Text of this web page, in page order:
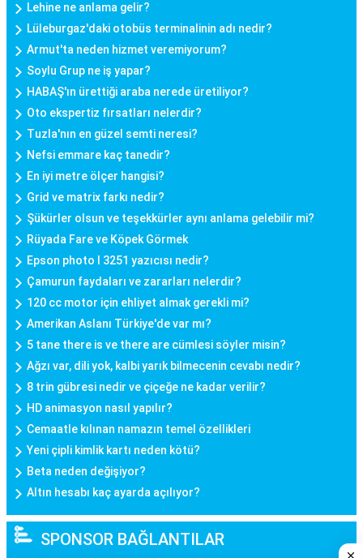
Lehine ne anlama gelir?
Lüleburgaz'daki otobüs terminalinin adı nedir?
Armut'ta neden hizmet veremiyorum?
Soylu Grup ne iş yapar?
HABAŞ'ın ürettiği araba nerede üretiliyor?
Oto ekspertiz fırsatları nelerdir?
Tuzla'nın en güzel semti neresi?
Nefsi emmare kaç tanedir?
En iyi metre ölçer hangisi?
Grid ve matrix farkı nedir?
Şükürler olsun ve teşekkürler aynı anlama gelebilir mi?
Rüyada Fare ve Köpek Görmek
Epson photo l 3251 yazıcısı nedir?
Çamurun faydaları ve zararları nelerdir?
120 cc motor için ehliyet almak gerekli mi?
Amerikan Aslanı Türkiye'de var mı?
5 tane there is ve there are cümlesi söyler misin?
Ağzı var, dili yok, kalbi yarık bilmecenin cevabı nedir?
8 trin gübresi nedir ve çiçeğe ne kadar verilir?
HD animasyon nasıl yapılır?
Cemaatle kılınan namazın temel özellikleri
Yeni çipli kimlik kartı neden kötü?
Beta neden değişiyor?
Altın hesabı kaç ayarda açılıyor?
SPONSOR BAĞLANTILAR